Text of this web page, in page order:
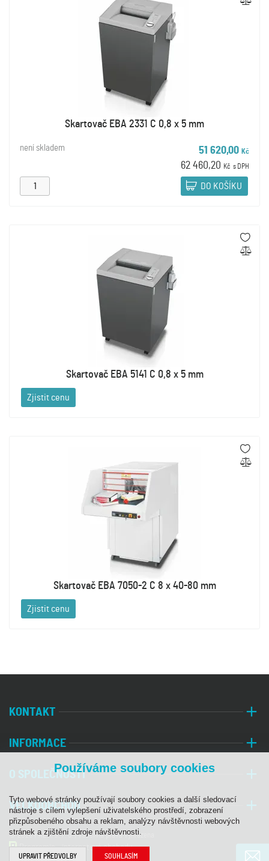
Skartovač EBA 2331 C 0,8 x 5 mm
není skladem 51 620,00 Kč
62 460,20 Kč s DPH
DO KOŠÍKU
Skartovač EBA 5141 C 0,8 x 5 mm
Zjistit cenu
Skartovač EBA 7050-2 C 8 x 40-80 mm
Zjistit cenu
KONTAKT
INFORMACE
O SPOLEČNOSTI
VELKOOBCHOD
© 2026 PALA, s. r. o. | Všechna práva vyhrazena
Programia - internetové obchody
Používáme soubory cookies
Tyto webové stránky používají soubory cookies a další sledovací
nástroje s cílem vylepšení uživatelského prostředí, zobrazení
přizpůsobeného obsahu a reklam, analýzy návštěvnosti webových
stránek a zjištění zdroje návštěvnosti.
UPRAVIT PŘEDVOLBY SOUHLASÍM